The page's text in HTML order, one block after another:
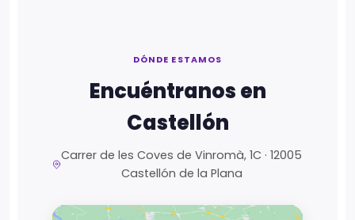
DÓNDE ESTAMOS
Encuéntranos en
Castellón
Carrer de les Coves de Vinromà, 1C · 12005
Castellón de la Plana